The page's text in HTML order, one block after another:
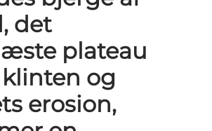
det
plateau
og
erosion,